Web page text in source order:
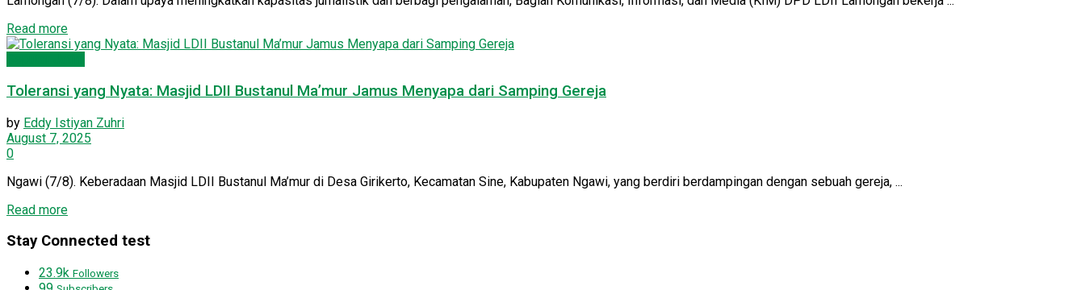
Read more
Toleransi yang Nyata: Masjid LDII Bustanul Ma’mur Jamus Menyapa dari Samping Gereja
by Eddy Istiyan Zuhri
August 7, 2025
0
Ngawi (7/8). Keberadaan Masjid LDII Bustanul Ma’mur di Desa Girikerto, Kecamatan Sine, Kabupaten Ngawi, yang berdiri berdampingan dengan sebuah gereja, ...
Read more
Stay Connected test
23.9k Followers